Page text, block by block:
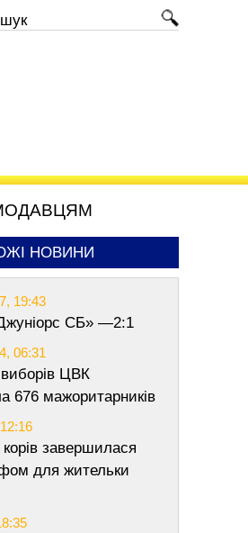
НОВИНИ
19:43
СБ» —2:1
06:31
ЦВК
676 мажоритарників
завершилася
для жительки